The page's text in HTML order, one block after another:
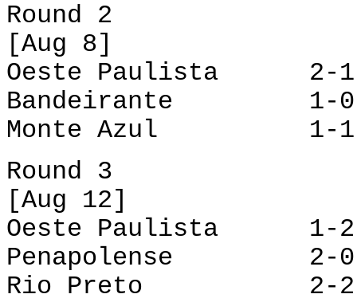
Round 2
[Aug 8]
Oeste Paulista 2-1
Bandeirante 1-0
Monte Azul 1-1
Round 3
[Aug 12]
Oeste Paulista 1-
Penapolense 2-0
Rio Preto 2-2